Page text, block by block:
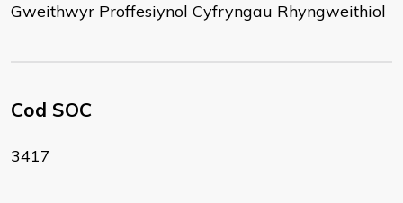
Gweithwyr Proffesiynol Cyfryngau Rhyngweithiol
Cod SOC
3417